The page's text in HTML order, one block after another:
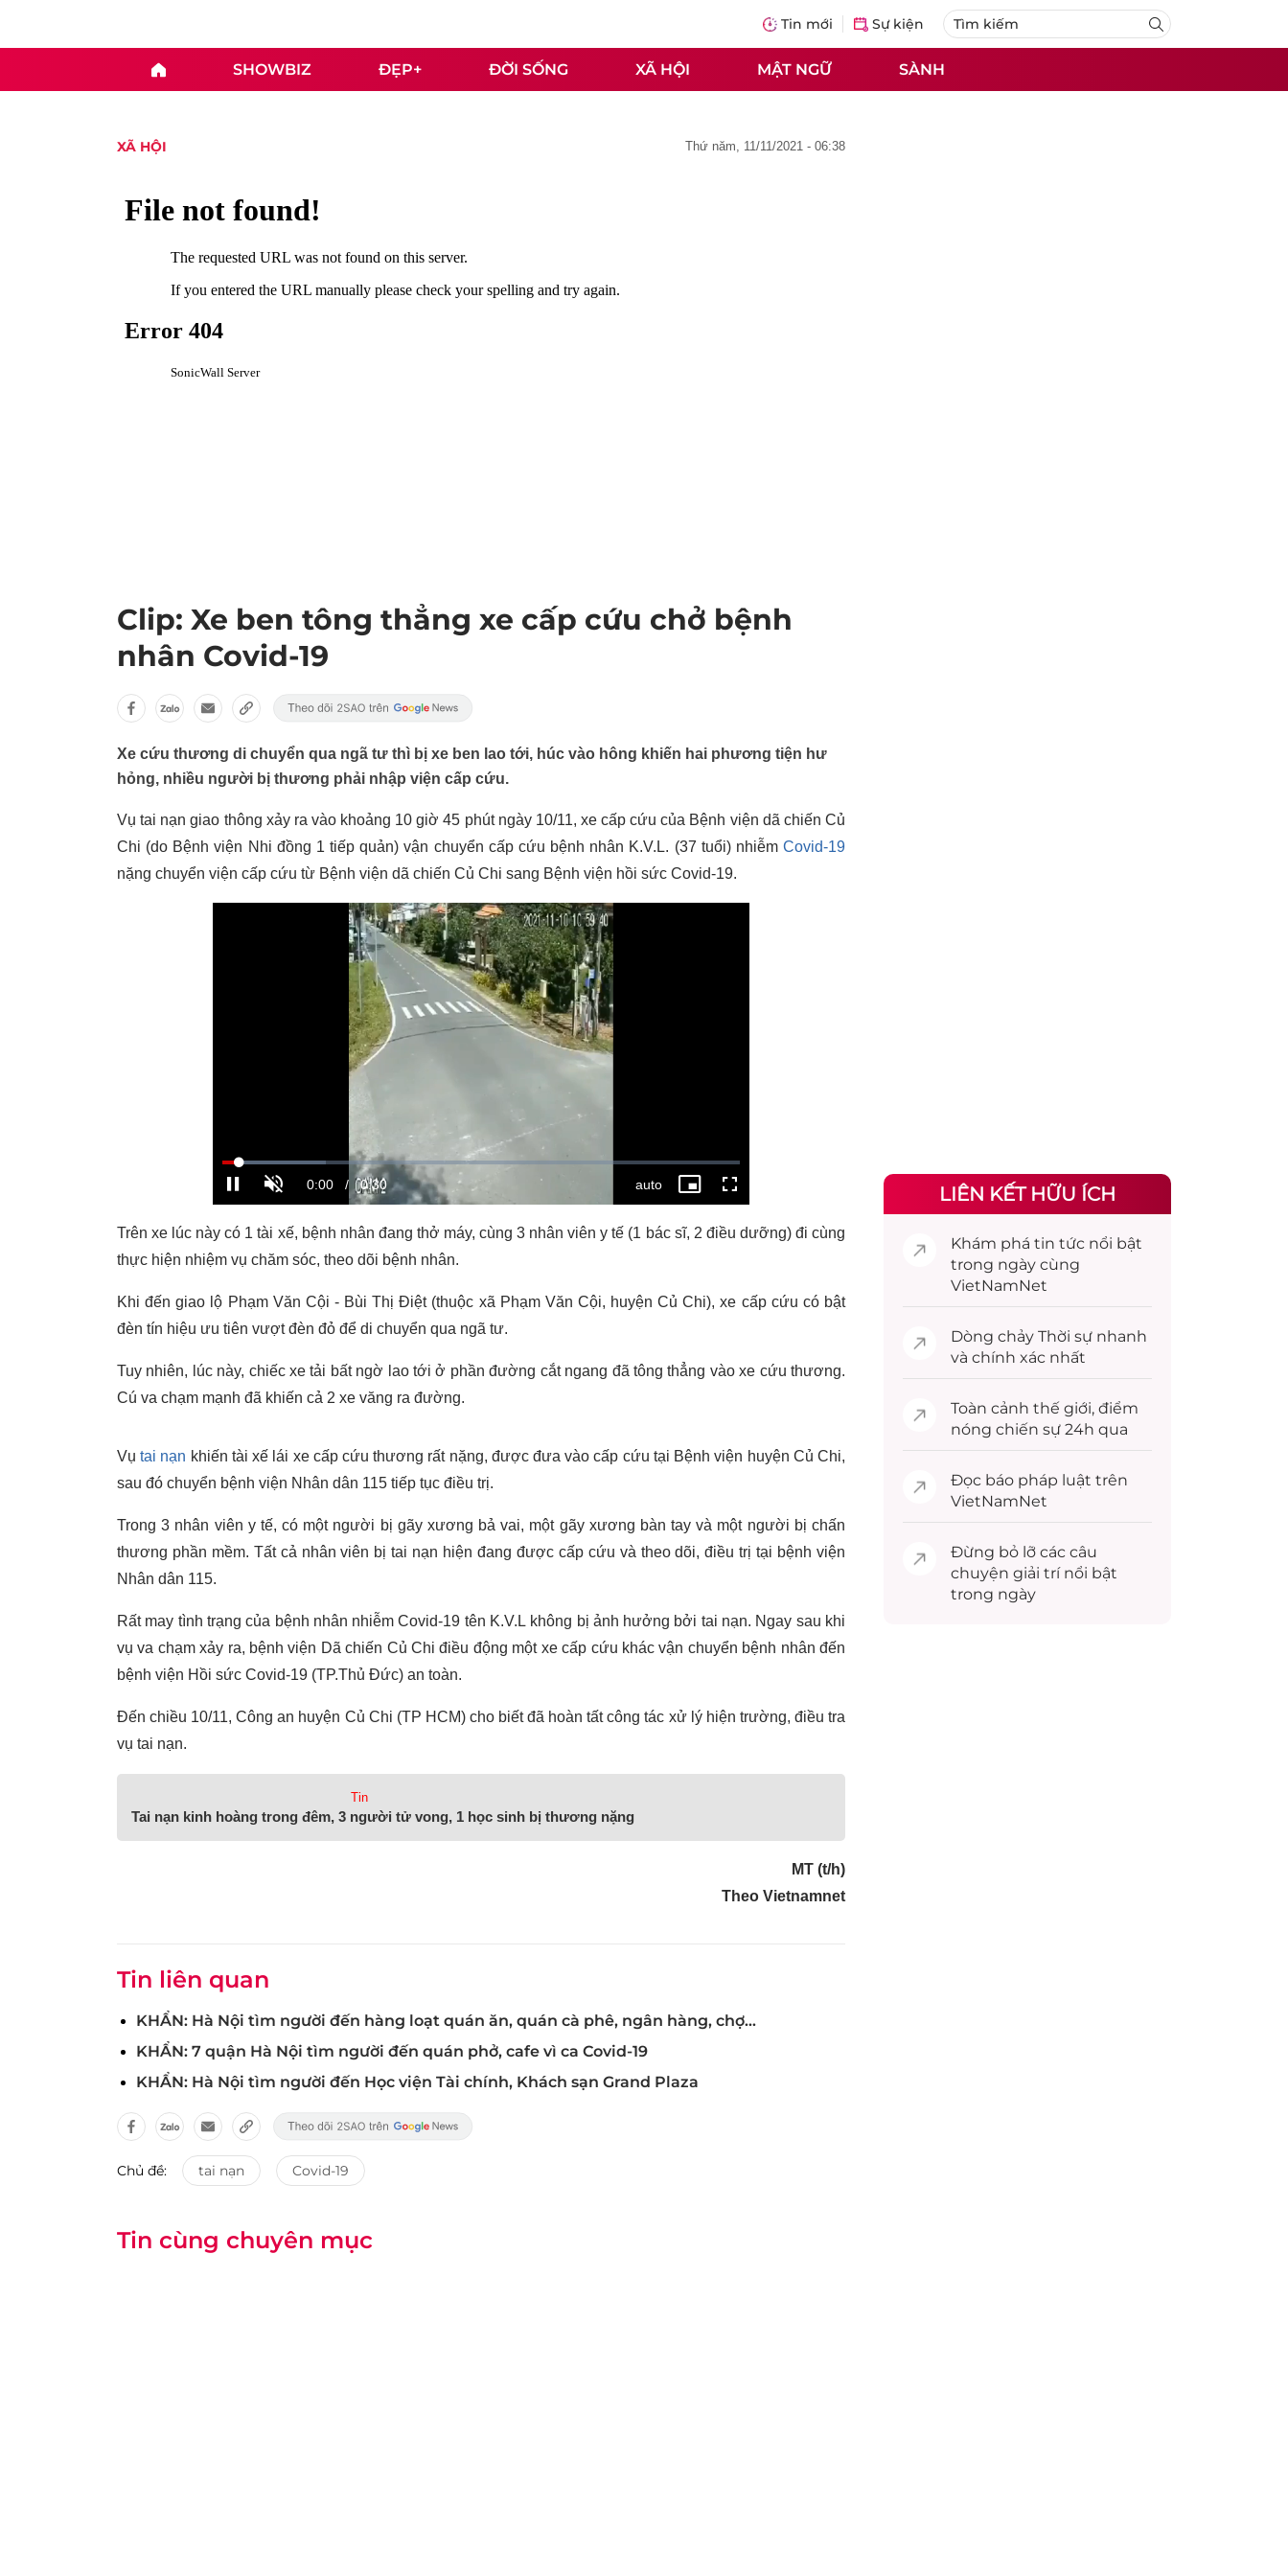
Tin mới Sự kiện
SHOWBIZ ĐẸP+ ĐỜI SỐNG XÃ HỘI MẬT NGỮ SÀNH
XÃ HỘI thứ năm, 11/11/2021 - 06:38
Clip: Xe ben tông thẳng xe cấp cứu chở bệnh
nhân Covid-19
Xe cứu thương di chuyển qua ngã tư thì bị xe ben lao tới, húc vào hông khiến hai phương tiện hư
hỏng, nhiều người bị thương phải nhập viện cấp cứu.
Vụ tai nạn giao thông xảy ra vào khoảng 10 giờ 45 phút ngày 10/11, xe cấp cứu của Bệnh viện dã chiến Củ
Chi (do Bệnh viện Nhi đồng 1 tiếp quản) vận chuyển cấp cứu bệnh nhân K.V.L. (37 tuổi) nhiễm Covid-19
nặng chuyển viện cấp cứu từ Bệnh viện dã chiến Củ Chi sang Bệnh viện hồi sức Covid-19.
Trên xe lúc này có 1 tài xế, bệnh nhân đang thở máy, cùng 3 nhân viên y tế (1 bác sĩ, 2 điều dưỡng) đi cùng
thực hiện nhiệm vụ chăm sóc, theo dõi bệnh nhân.
Khi đến giao lộ Phạm Văn Cội - Bùi Thị Điệt (thuộc xã Phạm Văn Cội, huyện Củ Chi), xe cấp cứu có bật
đèn tín hiệu ưu tiên vượt đèn đỏ để di chuyển qua ngã tư.
Tuy nhiên, lúc này, chiếc xe tải bất ngờ lao tới ở phần đường cắt ngang đã tông thẳng vào xe cứu thương.
Cú va chạm mạnh đã khiến cả 2 xe văng ra đường.
Vụtai nạn khiến tài xế lái xe cấp cứu thương rất nặng, được đưa vào cấp cứu tại Bệnh viện huyện Củ Chi,
sau đó chuyển bệnh viện Nhân dân 115 tiếp tục điều trị.
Trong 3 nhân viên y tế, có một người bị gãy xương bả vai, một gãy xương bàn tay và một người bị chấn
thương phần mềm. Tất cả nhân viên bị tai nạn hiện đang được cấp cứu và theo dõi, điều trị tại bệnh viện
Nhân dân 115.
Rất may tình trạng của bệnh nhân nhiễm Covid-19 tên K.V.L không bị ảnh hưởng bởi tai nạn. Ngay sau khi
vụ va chạm xảy ra, bệnh viện Dã chiến Củ Chi điều động một xe cấp cứu khác vận chuyển bệnh nhân đến
bệnh viện Hồi sức Covid-19 (TP.Thủ Đức) an toàn.
Đến chiều 10/11, Công an huyện Củ Chi (TP HCM) cho biết đã hoàn tất công tác xử lý hiện trường, điều tra
vụ tai nạn.
Tin
Tai nạn kinh hoàng trong đêm, 3 người tử vong, 1 học sinh bị thương nặng
MT (t/h)
Theo Vietnamnet
Tin liên quan
KHẨN: Hà Nội tìm người đến hàng loạt quán ăn, quán cà phê, ngân hàng, chợ...
KHẨN: 7 quận Hà Nội tìm người đến quán phở, cafe vì ca Covid-19
KHẨN: Hà Nội tìm người đến Học viện Tài chính, Khách sạn Grand Plaza
Chủ đề: tai nạn Covid-19
Tin cùng chuyên mục
LIÊN KẾT HỮU ÍCH
Khám phá tin tức nổi bật
trong ngày cùng
VietNamNet
Dòng chảy Thời sự nhanh
và chính xác nhất
Toàn cảnh thế giới, điểm
nóng chiến sự 24h qua
Đọc báo pháp luật trên
VietNamNet
Đừng bỏ lỡ các câu
chuyện giải trínổi bật
trong ngày